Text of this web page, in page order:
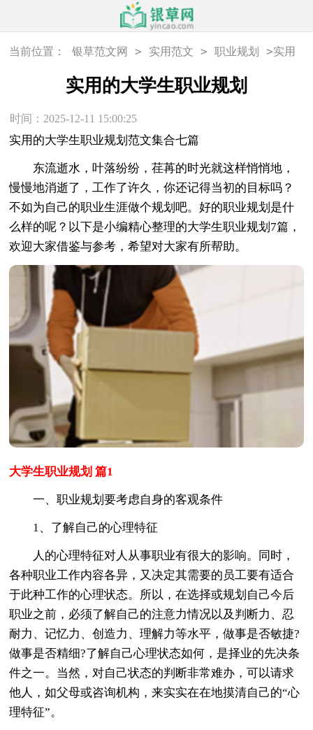
当前位置： 银草范文网 > 实用范文 > 职业规划 >实用
的大学生职业规划
实用的大学生职业规划
时间：2025-12-11 15:00:25
实用的大学生职业规划范文集合七篇
东流逝水，叶落纷纷，荏苒的时光就这样悄悄地，
慢慢地消逝了，工作了许久，你还记得当初的目标吗？
不如为自己的职业生涯做个规划吧。好的职业规划是什
么样的呢？以下是小编精心整理的大学生职业规划7篇，
欢迎大家借鉴与参考，希望对大家有所帮助。
大学生职业规划 篇1
一、职业规划要考虑自身的客观条件
1、了解自己的心理特征
人的心理特征对人从事职业有很大的影响。同时，
各种职业工作内容各异，又决定其需要的员工要有适合
于此种工作的心理状态。所以，在选择或规划自己今后
职业之前，必须了解自己的注意力情况以及判断力、忍
耐力、记忆力、创造力、理解力等水平，做事是否敏捷?
做事是否精细?了解自己心理状态如何，是择业的先决条
件之一。当然，对自己状态的判断非常难办，可以请求
他人，如父母或咨询机构，来实实在在地摸清自己的“心
理特征”。